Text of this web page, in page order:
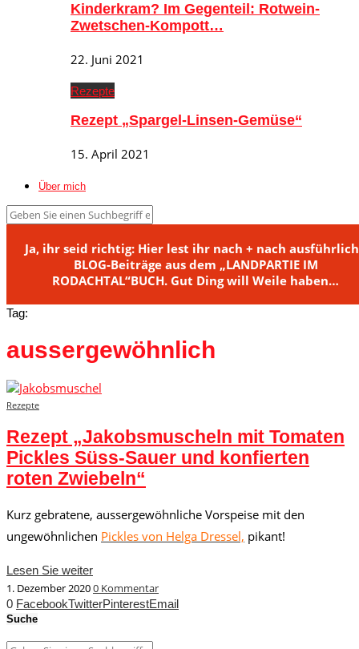
Kinderkram? Im Gegenteil: Rotwein-
Zwetschen-Kompott…
22. Juni 2021
Rezepte
Rezept „Spargel-Linsen-Gemüse“
15. April 2021
Über mich
Ja, ihr seid richtig: Hier lest ihr nach + nach
BLOG-Beiträge aus dem „LANDPARTIE IM
RODACHTAL“BUCH. Gut Ding will Weile haben…
Tag:
aussergewöhnlich
Rezepte
Rezept „Jakobsmuscheln mit Tomaten
Pickles Süss-Sauer und konfierten
roten Zwiebeln“
Kurz gebratene, aussergewöhnliche Vorspeise mit den
ungewöhnlichen Pickles von Helga Dressel, pikant!
Lesen Sie weiter
1. Dezember 20200 Kommentar
0 FacebookTwitterPinterestEmail
Suche